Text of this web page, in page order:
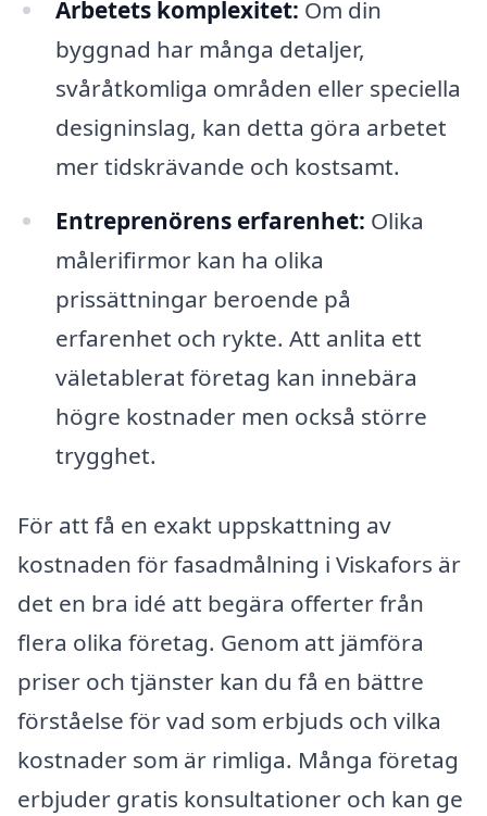
Arbetets komplexitet: Om din
byggnad har många detaljer,
svåråtkomliga områden eller speciella
designinslag, kan detta göra arbetet
mer tidskrävande och kostsamt.
Entreprenörens erfarenhet: Olika
målerifirmor kan ha olika
prissättningar beroende på
erfarenhet och rykte. Att anlita ett
väletablerat företag kan innebära
högre kostnader men också större
trygghet.
För att få en exakt uppskattning av
kostnaden för fasadmålning i Viskafors är
det en bra idé att begära offerter från
flera olika företag. Genom att jämföra
priser och tjänster kan du få en bättre
förståelse för vad som erbjuds och vilka
kostnader som är rimliga. Många företag
erbjuder gratis konsultationer och kan ge